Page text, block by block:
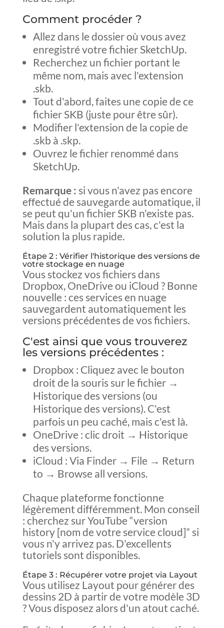
Comment procéder ?
Allez dans le dossier où vous avez
enregistré votre fichier SketchUp.
Recherchez un fichier portant le
même nom, mais avec l'extension
.skb.
Tout d'abord, faites une copie de ce
fichier SKB (juste pour être sûr).
Modifier l'extension de la copie de
.skb à .skp.
Ouvrez le fichier renommé dans
SketchUp.
Remarque : si vous n'avez pas encore
effectué de sauvegarde automatique, il
se peut qu'un fichier SKB n'existe pas.
Mais dans la plupart des cas, c'est la
solution la plus rapide.
Étape 2 : Vérifier l'historique des versions de
votre stockage en nuage
Vous stockez vos fichiers dans
Dropbox, OneDrive ou iCloud ? Bonne
nouvelle : ces services en nuage
sauvegardent automatiquement les
versions précédentes de vos fichiers.
C'est ainsi que vous trouverez
les versions précédentes :
Dropbox : Cliquez avec le bouton
droit de la souris sur le fichier →
Historique des versions (ou
Historique des versions). C'est
parfois un peu caché, mais c'est là.
OneDrive : clic droit → Historique
des versions.
iCloud : Via Finder → File → Return
to → Browse all versions.
Chaque plateforme fonctionne
légèrement différemment. Mon conseil
: cherchez sur YouTube “version
history [nom de votre service cloud]” si
vous n'y arrivez pas. D'excellents
tutoriels sont disponibles.
Étape 3 : Récupérer votre projet via Layout
Vous utilisez Layout pour générer des
dessins 2D à partir de votre modèle 3D
? Vous disposez alors d'un atout caché.